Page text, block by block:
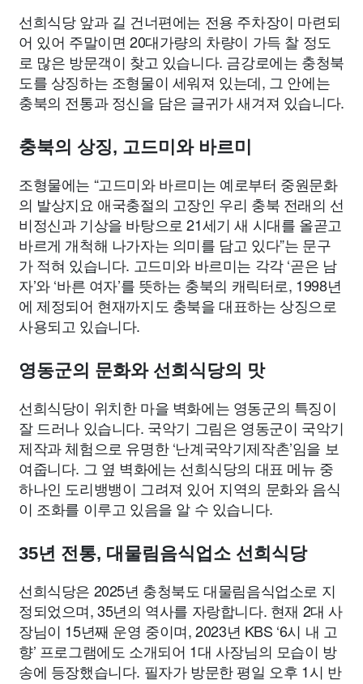
선희식당 앞과 길 건너편에는 전용 주차장이 마련되
어 있어 주말이면 20대가량의 차량이 가득 찰 정도
로 많은 방문객이 찾고 있습니다. 금강로에는 충청북
도를 상징하는 조형물이 세워져 있는데, 그 안에는
충북의 전통과 정신을 담은 글귀가 새겨져 있습니다.
충북의 상징, 고드미와 바르미
조형물에는 “고드미와 바르미는 예로부터 중원문화
의 발상지요 애국충절의 고장인 우리 충북 전래의 선
비정신과 기상을 바탕으로 21세기 새 시대를 올곧고
바르게 개척해 나가자는 의미를 담고 있다”는 문구
가 적혀 있습니다. 고드미와 바르미는 각각 ‘곧은 남
자’와 ‘바른 여자’를 뜻하는 충북의 캐릭터로, 1998년
에 제정되어 현재까지도 충북을 대표하는 상징으로
사용되고 있습니다.
영동군의 문화와 선희식당의 맛
선희식당이 위치한 마을 벽화에는 영동군의 특징이
잘 드러나 있습니다. 국악기 그림은 영동군이 국악기
제작과 체험으로 유명한 ‘난계국악기제작촌’임을 보
여줍니다. 그 옆 벽화에는 선희식당의 대표 메뉴 중
하나인 도리뱅뱅이 그려져 있어 지역의 문화와 음식
이 조화를 이루고 있음을 알 수 있습니다.
35년 전통, 대물림음식업소 선희식당
선희식당은 2025년 충청북도 대물림음식업소로 지
정되었으며, 35년의 역사를 자랑합니다. 현재 2대 사
장님이 15년째 운영 중이며, 2023년 KBS ‘6시 내 고
향’ 프로그램에도 소개되어 1대 사장님의 모습이 방
송에 등장했습니다. 필자가 방문한 평일 오후 1시 반